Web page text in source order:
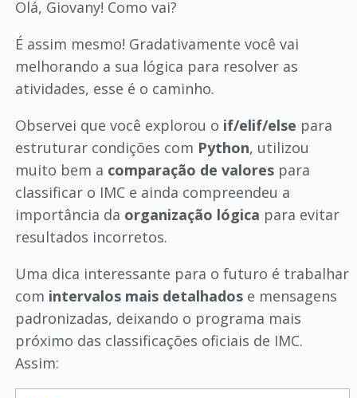
Olá, Giovany! Como vai?
É assim mesmo! Gradativamente você vai
melhorando a sua lógica para resolver as
atividades, esse é o caminho.
Observei que você explorou o if/elif/else para
estruturar condições com Python, utilizou
muito bem a comparação de valorespara
classificar o IMC e ainda compreendeu a
importância da organização lógica para evitar
resultados incorretos.
Uma dica interessante para o futuro é trabalhar
com intervalos mais detalhadose mensagens
padronizadas, deixando o programa mais
próximo das classificações oficiais de IMC.
Assim: